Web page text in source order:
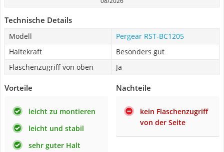
Technische Details
Modell
Pergear RST-BC1205
Haltekraft
Besonders gut
Flaschenzugriff von oben
Ja
Vorteile
leicht zu montieren
leicht und stabil
sehr guter Halt
Nachteile
kein Flaschenzugriff
von der Seite